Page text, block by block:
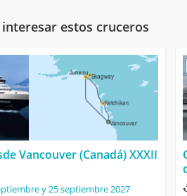
estos cruceros
Vancouver (Canadá) XXXII
y 25 septiembre 2027